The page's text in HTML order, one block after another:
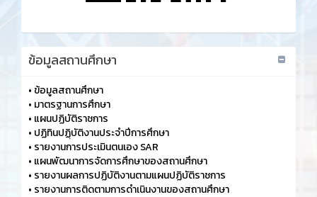
ข้อมูลสถานศึกษา
• ข้อมูลสถานศึกษา
• มาตรฐานการศึกษา
• แผนปฏิบัติราชการ
• ปฏิทินปฏฺิบัติงานประจำปีการศึกษา
• รายงานการประเมินตนเอง SAR
• แผนพัฒนาการจัดการศึกษาของสถานศึกษา
• รายงานผลการปฏิบัติงานตามแผนปฏิบัติราชการ
• รายงานการติดตามการดำเนินงานของสถานศึกษา